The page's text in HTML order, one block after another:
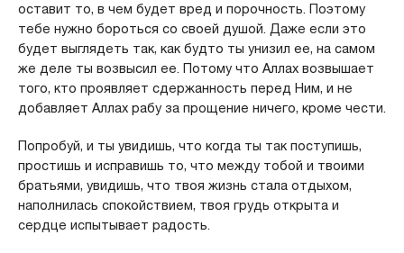
оставит то, в чем будет вред и порочность. Поэтому
тебе нужно бороться со своей душой. Даже если это
будет выглядеть так, как будто ты унизил ее, на самом
же деле ты возвысил ее. Потому что Аллах возвышает
того, кто проявляет сдержанность перед Ним, и не
добавляет Аллах рабу за прощение ничего, кроме чести.
Попробуй, и ты увидишь, что когда ты так поступишь,
простишь и исправишь то, что между тобой и твоими
братьями, увидишь, что твоя жизнь стала отдыхом,
наполнилась спокойствием, твоя грудь открыта и
сердце испытывает радость.